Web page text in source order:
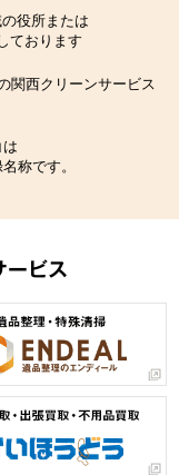
役所または
ております
の関西クリーンサービス
は
称です。
ービス